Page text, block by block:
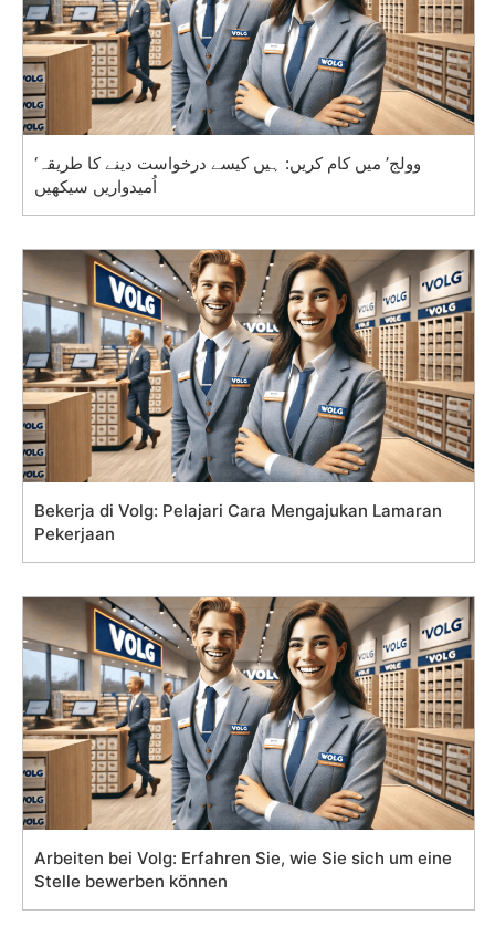
‘وولج’ میں کام کریں: ہیں کیسے درخواست دینے کا طریقہ
اُمیدواریں سیکھیں
Bekerja di Volg: Pelajari Cara Mengajukan Lamaran
Pekerjaan
Arbeiten bei Volg: Erfahren Sie, wie Sie sich um eine
Stelle bewerben können